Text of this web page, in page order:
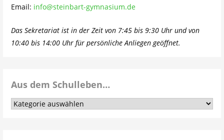
Email: info@steinbart-gymnasium.de
Das Sekretariat ist in der Zeit von 7:45 bis 9:30 Uhr und von
10:40 bis 14:00 Uhr für persönliche Anliegen geöffnet.
Aus dem Schulleben…
Aus